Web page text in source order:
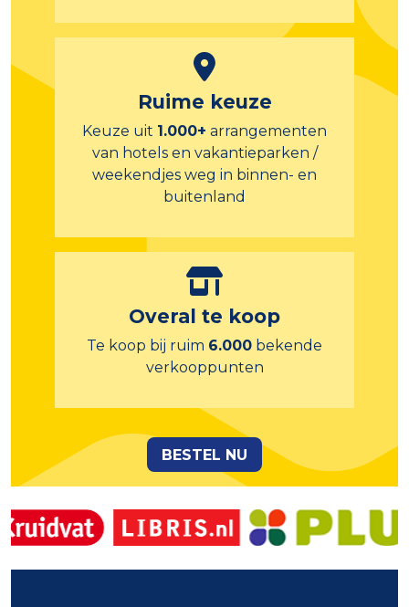
Ruime keuze
Keuze uit 1.000+ arrangementen
van hotels en vakantieparken /
weekendjes weg in binnen- en
buitenland
Overal te koop
Te koop bij ruim 6.000 bekende
verkooppunten
BESTEL NU